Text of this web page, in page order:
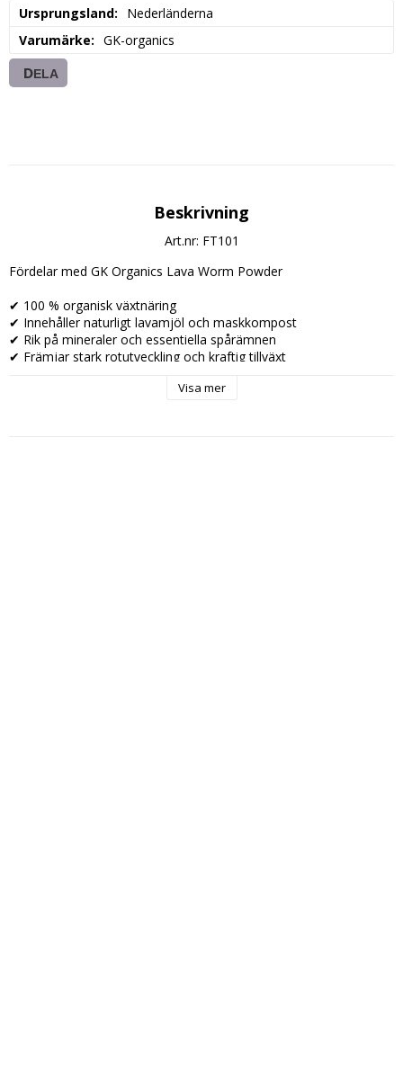
Ursprungsland
Nederländerna
Varumärke
GK-organics
DELA
Beskrivning
Art.nr: FT101
Fördelar med GK Organics Lava Worm Powder
✔ 100 % organisk växtnäring
✔ Innehåller naturligt lavamjöl och maskkompost
✔ Rik på mineraler och essentiella spårämnen
✔ Främjar stark rotutveckling och kraftig tillväxt
✔ Ökar växternas naturliga vitalitet
Visa mer